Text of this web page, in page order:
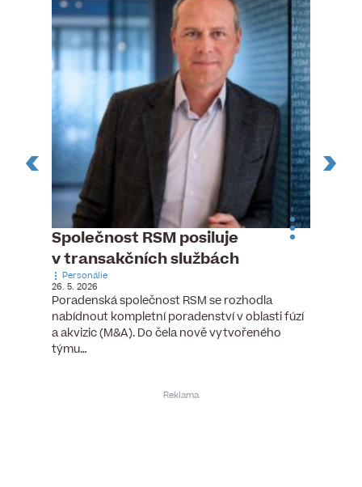
Společnost RSM posiluje
v transakčních službách
Personálie
26. 5. 2026
Poradenská společnost RSM se rozhodla
nabídnout kompletní poradenství v oblasti fúzí
a akvizic (M&A). Do čela nově vytvořeného
týmu…